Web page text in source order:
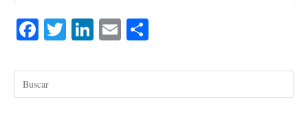
Fa
bo
ok
T
tte
r
Li
ed
In
E
ailm
pa